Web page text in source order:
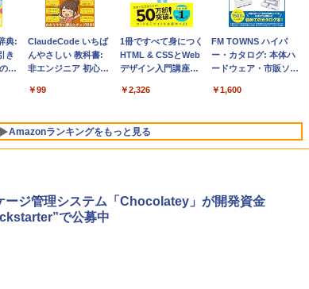
コ
Apple 2026
MacBook Air M5チ
ップ搭載13インチノ
Apple Intelligence、
Retinaディスプレ
イ、24GBユニファイ
ドメモリ、1TB SSD
ド、Touch ID - ミッ
ドナイト
￥298,901
【Amazon.co.jp限
定】 HP ノートパソ
コン 15-fd 15.6イン
512GB SSD インテ
￥129,800
FMV ノートパソコン
WE1-K3 (MS 365
Personal/Copilotキー
型/Core i5/16GB/SSD
FMVWK3E15W_AZ
￥139,880
)|オ
Robloxギフトカード
- 2,000 Robux 【限
定バーチャルアイテ
インゲームコード】
ラインコード版
￥3,200
Robloxギフトカード
- 1000 Robux 【限定
バーチャルアイテム
ンゲームコード】 ロ
ンコード版
￥1,600
Windows版 |
Minecraft (マインクラ
フト): Java & Bedrock
ード版
￥3,600
典:
き
言
ClaudeCode いちば
んやさしい 教科書:
非エンジニア 初心者
マニュアル AI副業に
もKindle出版にも！
非エンジニアのため
のAIコーディング入
￥99
1冊ですべて身につく
HTML & CSSとWeb
デザイン入門講座
￥2,326
FM TOWNS ハイパ
ー・カタログ: 本体ハ
ードウェア・市販ソフ
トリストと最新エミュ
￥1,600
Amazonランキングをもっと見る
ージ管理システム「Chocolatey」が開発資金
で公募中